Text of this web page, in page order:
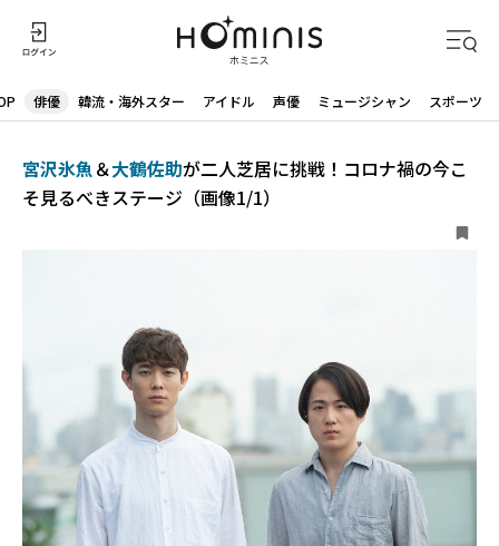
俳優 韓流・海外スター アイドル 声優 ミュージシャン スポーツ
宮沢氷魚＆大鶴佐助が二人芝居に挑戦！コロナ禍の今こ
そ見るべきステージ（画像1/1）